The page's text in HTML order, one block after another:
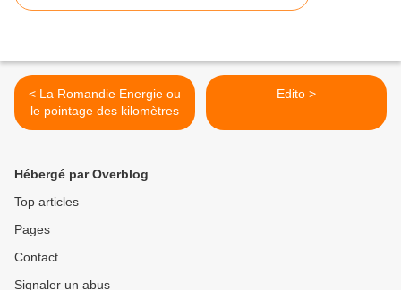
< La Romandie Energie ou
le pointage des kilomètres
Edito >
Hébergé par Overblog
Top articles
Pages
Contact
Signaler un abus